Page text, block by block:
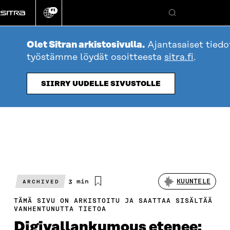
suoraan
sisältöön
Vaihda
kieli
FI
Hae
Olet Sitran arkistosivulla. Ajantasaiset
työstämme löydät osoitteesta sitra.fi.
SIIRRY UUDELLE SIVUSTOLLE
ARCHIVED
Arvioitu
3 min KUUNTELE
TÄMÄ SIVU ON ARKISTOITU JA SAATTAA SISÄLTÄÄ
VANHENTUNUTTA TIETOA